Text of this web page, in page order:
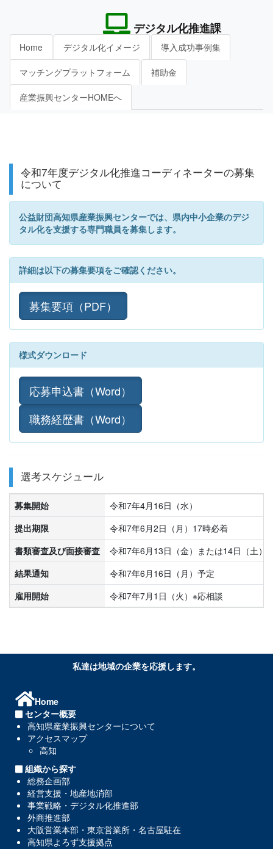
デジタル化推進課
Home デジタル化イメージ 導入成功事例集
マッチングプラットフォーム 補助金
産業振興センターHOMEへ
令和7年度デジタル化推進コーディネーターの募集
について
公益財団高知県産業振興センターでは、県内中小企業のデジ
タル化を支援する専門職員を募集します。
詳細は以下の募集要項をご確認ください。
募集要項（PDF）
様式ダウンロード
応募申込書（Word）
職務経歴書（Word）
選考スケジュール
募集開始
令和7年4月16日（水）
提出期限
令和7年6月2日（月）17時必着
書類審査及び面接審査
令和7年6月13日（金）または14日（土）
結果通知
令和7年6月16日（月）予定
雇用開始
令和7年7月1日（火）※応相談
私達は地域の企業を応援します。
Home
センター概要
高知県産業振興センターについて
アクセスマップ
高知
組織から探す
総務企画部
経営支援・地産地消部
事業戦略・デジタル化推進部
外商推進部
大阪営業本部・東京営業所・名古屋駐在
高知県よろず支援拠点